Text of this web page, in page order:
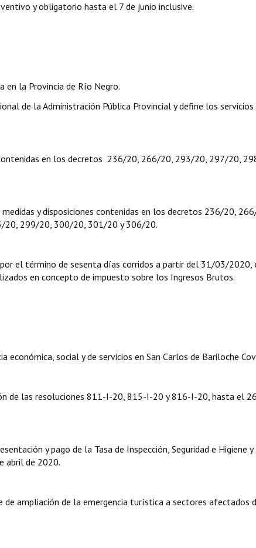
y obligatorio hasta el 7 de junio inclusive.
en la Provincia de Río Negro.
de la Administración Pública Provincial y define los servicios
en los decretos 236/20, 266/20, 293/20, 297/20,
y disposiciones contenidas en los decretos 236/20,
20, 299/20, 300/20, 301/20 y 306/20.
el término de sesenta días corridos a partir del 31/03/2020,
en concepto de impuesto sobre los Ingresos Brutos.
social y de servicios en San Carlos de Bariloche
de las resoluciones 811-I-20, 815-I-20 y 816-I-20, hasta el
y pago de la Tasa de Inspección, Seguridad e Higiene y
abril de 2020.
ampliación de la emergencia turística a sectores afectados